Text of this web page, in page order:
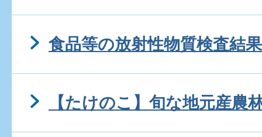
食品等の放射性物質検査結果
【たけのこ】旬な地元産農